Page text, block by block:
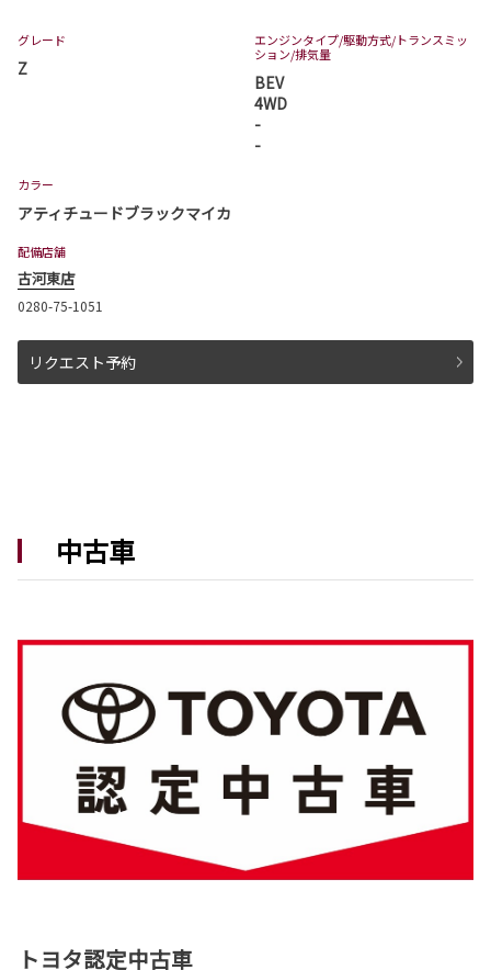
ヴェルファイアが一部改良となりました。
ヴェルファイアは茨城トヨタから。
詳しくはこちら
2026-06-03
アルファード 一部改良
2026-05-28
新型ハイラックス発表
新型ランドクルーザー”FJ” 発表
冒険の数だけ、自分仕様に育っていく。
新型ランドクルーザー”FJ”は茨城トヨタから。
2026-05-12
グレード
Z
エンジンタイプ/駆動方式/トランスミッ
ション/排気量
BEV
4WD
-
-
カラー
アティチュードブラックマイカ
配備店舗
古河東店
0280-75-1051
リクエスト予約
中古車
トヨタ認定中古車